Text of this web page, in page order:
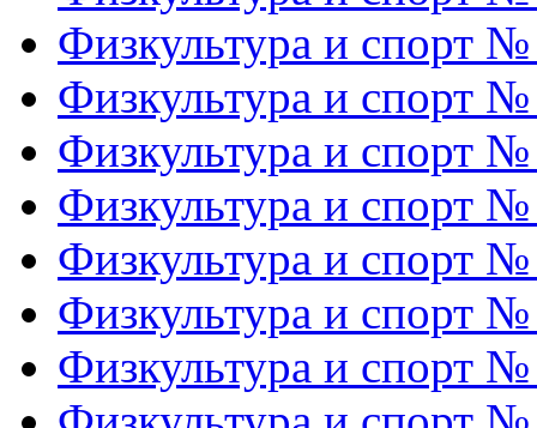
Физкультура и спорт
Физкультура и спорт
Физкультура и спорт
Физкультура и спорт
Физкультура и спорт
Физкультура и спорт
Физкультура и спорт